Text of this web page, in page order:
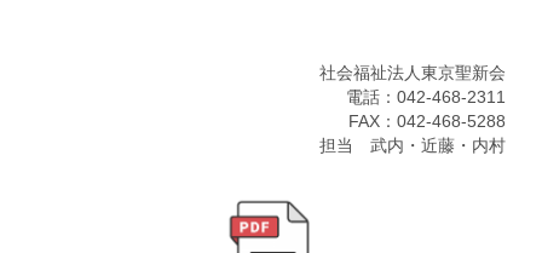
社会福祉法人東京聖新会
電話：042-468-2311
FAX：042-468-5288
担当 武内・近藤・内村